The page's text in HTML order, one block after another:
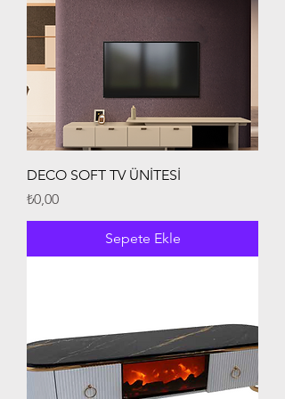
DECO SOFT TV ÜNİTESİ
Fiyat
₺0,00
Sepete Ekle